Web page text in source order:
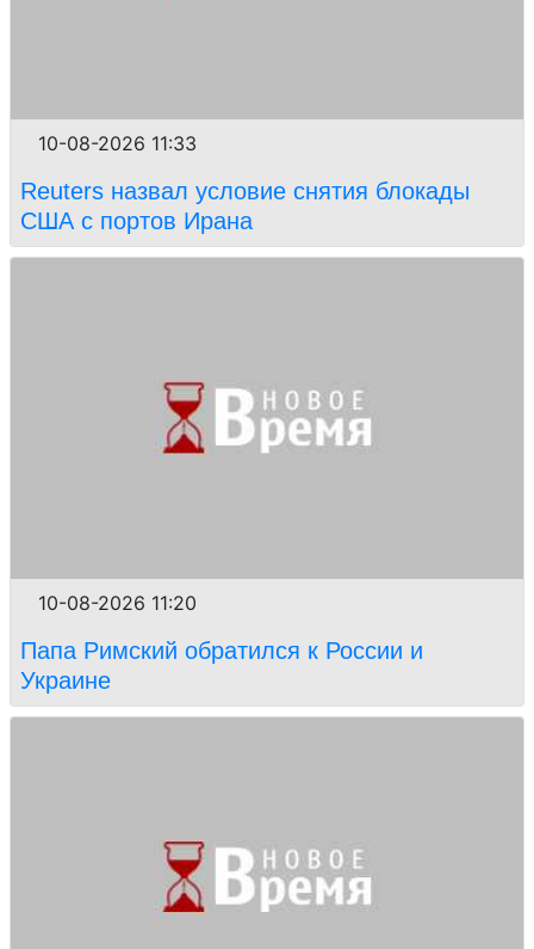
10-08-2026 11:33
Reuters назвал условие снятия блокады
США с портов Ирана
10-08-2026 11:20
Папа Римский обратился к России и
Украине